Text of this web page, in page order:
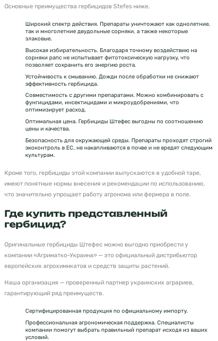
Основные преимущества гербицидов Stefes ниже.
Широкий спектр действия. Препараты уничтожают как однолетние,
так и многолетние двудольные сорняки, а также некоторые
злаковые.
Высокая избирательность. Благодаря точному воздействию на
сорняки рапс не испытывает фитотоксическую нагрузку, что
позволяет сохранить его энергию роста.
Устойчивость к смыванию. Дожди после обработки не снижают
эффективность гербицида.
Совместимость с другими препаратами. Можно комбинировать с
фунгицидами, инсектицидами и микроудобрениями, что
оптимизирует расход.
Оптимальная цена. Гербициды Штефес выгодны по соотношению
цены и качества.
Безопасность для окружающей среды. Препараты проходят строгий
экоконтроль в ЕС, не накапливаются в почве и не вредят следующим
культурам.
Кроме того, гербициды этой компании выпускаются в удобной таре,
имеют понятные нормы внесения и рекомендации по использованию,
что значительно упрощает работу агронома или фермера в поле.
Где купить представленный
гербицид?
Оригинальные гербициды Штефес можно выгодно приобрести у
компании «Агриматко-Украина» — это официальный дистрибьютор
европейских агрохимикатов и средств защиты растений.
Наша организация — проверенный партнер украинских аграриев,
гарантирующий ряд преимуществ.
Сертифицированная продукция по официальному импорту.
Профессиональная агрономическая поддержка. Специалисты
компании помогут выбрать правильный препарат исходя из ваших
условий.